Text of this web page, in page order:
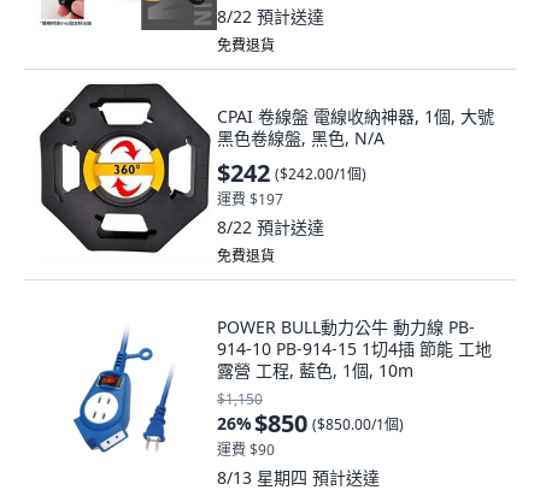
8/22 預計送達
免費退貨
CPAI 卷線盤 電線收納神器, 1個, 大號
黑色卷線盤, 黑色, N/A
$242 ($242.00/1個)
運費 $197
8/22 預計送達
免費退貨
POWER BULL動力公牛 動力線 PB-
914-10 PB-914-15 1切4插 節能 工地
露營 工程, 藍色, 1個, 10m
$1,150
26%$850 ($850.00/1個)
運費 $90
8/13 星期四 預計送達